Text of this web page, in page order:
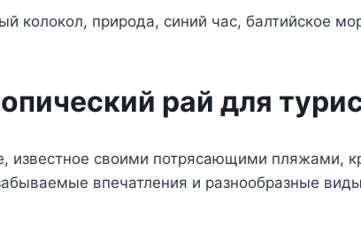
рай для
известное своими потрясающими пляжами,
впечатления и разнообразные